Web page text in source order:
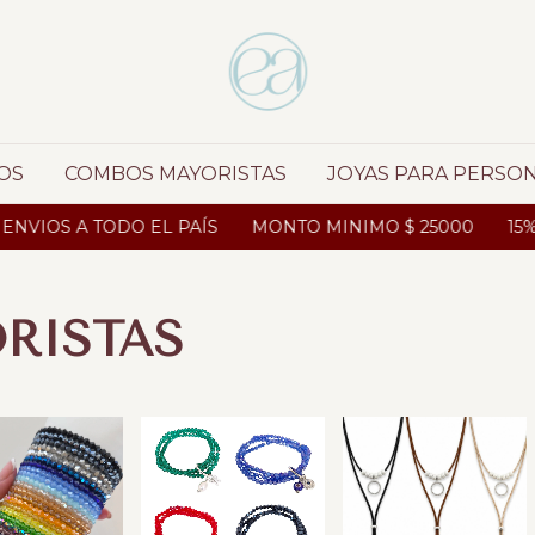
COMBOS MAYORISTAS JOYAS PARA
TODO EL PAÍS MONTO MINIMO $ 25000 15% OFF